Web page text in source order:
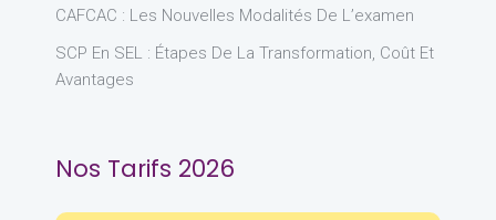
CAFCAC : Les Nouvelles Modalités De L’examen
SCP En SEL : Étapes De La Transformation, Coût Et
Avantages
Nos Tarifs 2026